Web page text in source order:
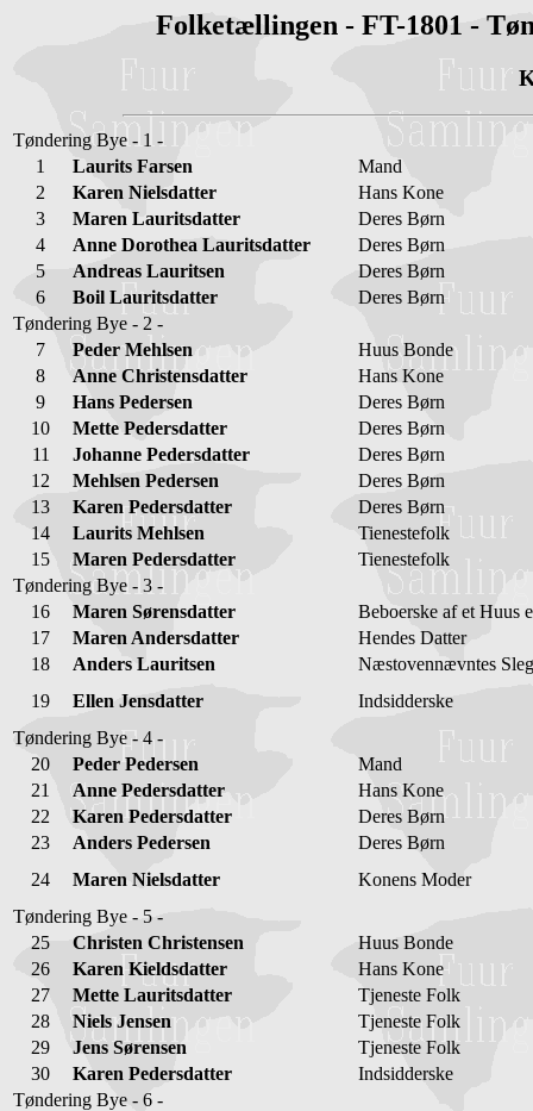
Folketællingen - FT-1801 -
Tøndering Bye - 1 -
1
Laurits Farsen
Mand
2
Karen Nielsdatter
Hans Kone
3
Maren Lauritsdatter
Deres Børn
4
Anne Dorothea Lauritsdatter
Deres Børn
5
Andreas Lauritsen
Deres Børn
6
Boil Lauritsdatter
Deres Børn
Tøndering Bye - 2 -
7
Peder Mehlsen
Huus Bonde
8
Anne Christensdatter
Hans Kone
9
Hans Pedersen
Deres Børn
10
Mette Pedersdatter
Deres Børn
11
Johanne Pedersdatter
Deres Børn
12
Mehlsen Pedersen
Deres Børn
13
Karen Pedersdatter
Deres Børn
14
Laurits Mehlsen
Tienestefolk
15
Maren Pedersdatter
Tienestefolk
Tøndering Bye - 3 -
16
Maren Sørensdatter
Beboerske af et Huus
17
Maren Andersdatter
Hendes Datter
18
Anders Lauritsen
Næstovennævntes
19
Ellen Jensdatter
Indsidderske
Tøndering Bye - 4 -
20
Peder Pedersen
Mand
21
Anne Pedersdatter
Hans Kone
22
Karen Pedersdatter
Deres Børn
23
Anders Pedersen
Deres Børn
24
Maren Nielsdatter
Konens Moder
Tøndering Bye - 5 -
25
Christen Christensen
Huus Bonde
26
Karen Kieldsdatter
Hans Kone
27
Mette Lauritsdatter
Tjeneste Folk
28
Niels Jensen
Tjeneste Folk
29
Jens Sørensen
Tjeneste Folk
30
Karen Pedersdatter
Indsidderske
Tøndering Bye - 6 -